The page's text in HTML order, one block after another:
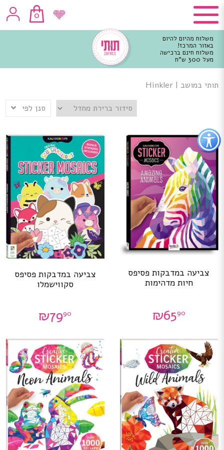
כפתור
לפתיחת
תפריט
נגישות
0
משלוח מהיום להיום
באזור המרכז!
משלוח חינם ברכישה
מעל 300 ש"ח
מרכזי
תותי במושב |
Hinkler
סנן לפי
צביעה במדבקות פסיפס
חיות מדהימות
₪6590
צביעה במדבקות פסיפס
סקווישמלו
₪7990